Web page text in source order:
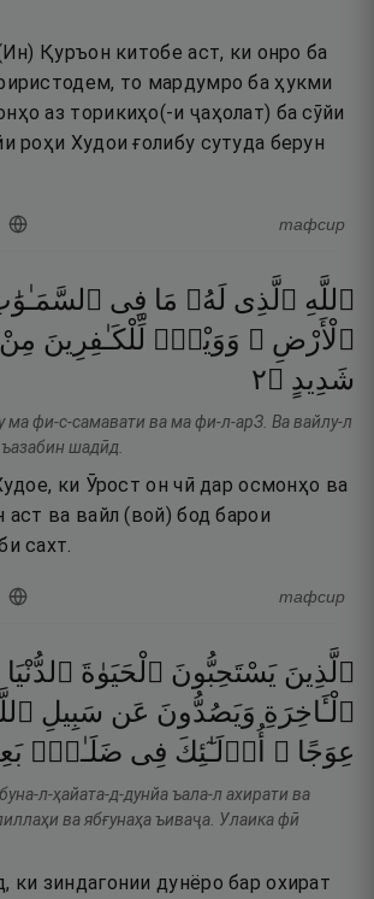
Қуръон китобе аст, ки онро ба
то мардумро ба ҳукми
аз торикиҳо(-и ҷаҳолат) ба сӯйи
роҳи Худои ғолибу сутуда берун
тафсир
ٱللَّهِ ٱلَّذِى لَهُۥ مَا فِى
ٱلْأَرْضِ ۗ وَوَيْلٌۭ لِّلْكَـٰفِرِينَ مِنْ
شَدِيدٍ ۝٢
ма фи-с-самавати ва ма фи-л-арЗ. Ва вайлу-л
шадӣд.
ки Ӯрост он чӣ дар осмонҳо ва
аст ва вайл (вой) бод барои
сахт.
тафсир
ٱلَّذِينَ يَسْتَحِبُّونَ ٱلْحَيَوٰةَ ٱلدُّنْيَا
ٱلْـَٔاخِرَةِ وَيَصُدُّونَ عَن سَبِيلِ
عِوَجًا ۚ
أُو۟لَـٰٓئِكَ فِى ضَلَـٰلٍۭ
л-ҳайата-д-дунйа ъала-л ахирати ва
ва ябғунаҳа ъиваҷа. Улаика фӣ
ки зиндагонии дунёро бар охират